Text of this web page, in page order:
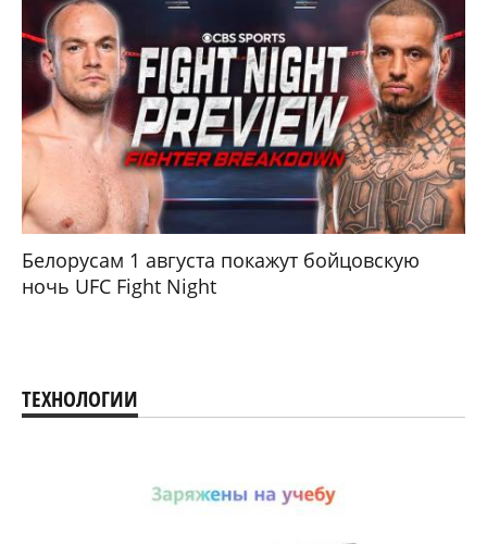
Белорусам 1 августа покажут бойцовскую
ночь UFC Fight Night
ТЕХНОЛОГИИ